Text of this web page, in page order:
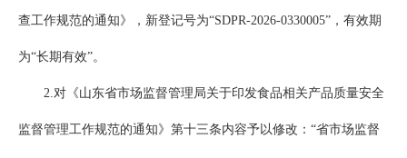
查工作规范的通知》，新登记号为“SDPR-2026-0330005”，有效期
为“长期有效”。
2.对《山东省市场监督管理局关于印发食品相关产品质量安全
监督管理工作规范的通知》第十三条内容予以修改：“省市场监督